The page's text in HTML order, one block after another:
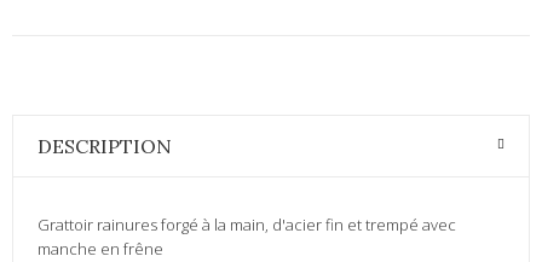
DESCRIPTION
Grattoir rainures forgé à la main, d'acier fin et trempé avec
manche en frêne